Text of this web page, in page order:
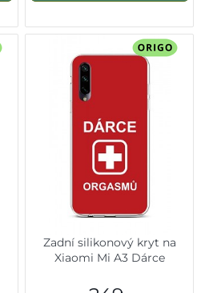
Zadní silikonový kryt na
Xiaomi Mi A3 Dárce